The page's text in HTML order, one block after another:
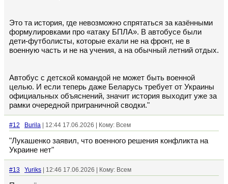
Это та история, где невозможно спрятаться за казёнными
формулировками про «атаку БПЛА». В автобусе были
дети-футболисты, которые ехали не на фронт, не в
военную часть и не на учения, а на обычный летний отдых.
Автобус с детской командой не может быть военной
целью. И если теперь даже Беларусь требует от Украины
официальных объяснений, значит история выходит уже за
рамки очередной приграничной сводки."
#12 Burila | 12:44 17.06.2026 | Кому: Всем
"Лукашенко заявил, что военного решения конфликта на
Украине нет"
#13 Yuriks | 12:46 17.06.2026 | Кому: Всем